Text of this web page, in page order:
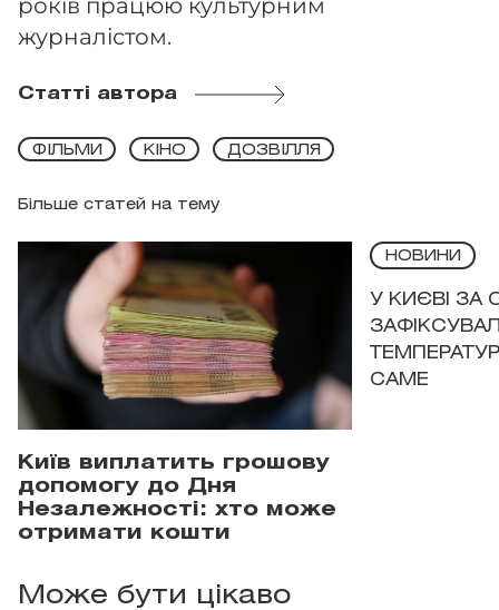
років працюю культурним
журналістом.
Статті автора
Більше статей на тему
ФІЛЬМИ КІНО ДОЗВІЛЛЯ
Київ виплатить грошову
допомогу до Дня
Незалежності: хто може
отримати кошти
НОВИНИ
У КИЄВІ ЗА
САМЕ
Може бути цікаво